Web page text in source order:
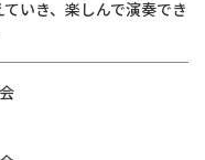
いき、楽しんで演奏でき